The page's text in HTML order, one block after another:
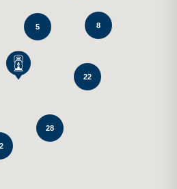
28
5
22
8